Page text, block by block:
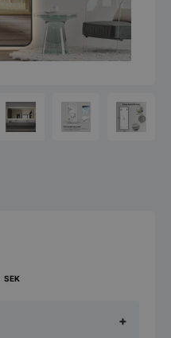
+
SEK